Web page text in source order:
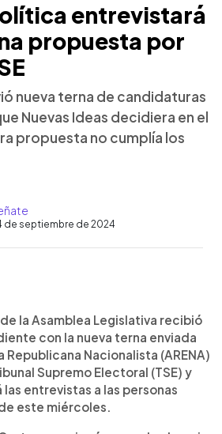
entrevistará
propuesta por
nueva terna de candidaturas
Nuevas Ideas decidiera en el
propuesta no cumplía los
de septiembre de 2024
la Asamblea Legislativa recibió
con la nueva terna enviada
Nacionalista (ARENA)
Supremo Electoral (TSE) y
entrevistas a las personas
este miércoles.